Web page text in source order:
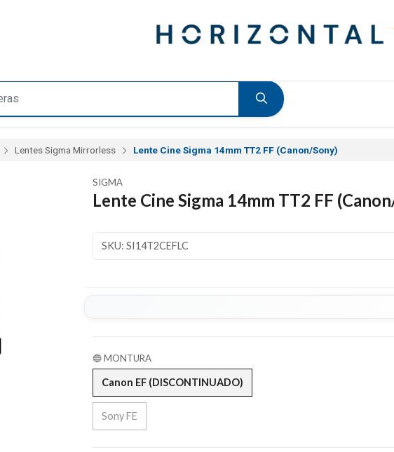
Lentes Sigma Mirrorless Lente Cine Sigma 14mm TT2 FF (Canon/Sony)
SIGMA
Lente Cine Sigma 14mm TT2 FF
SKU: SI14T2CEFLC
🔵 MONTURA
Canon EF (DISCONTINUADO)
Sony FE